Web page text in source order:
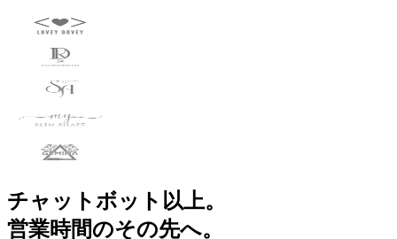
チャットボット以上。
営業時間のその先へ。